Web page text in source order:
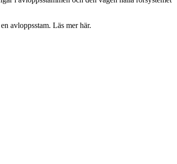
avloppsstam. Läs mer här.